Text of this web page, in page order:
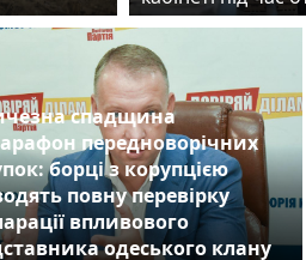
спадщина
передноворічних
борці з корупцією
повну перевірку
впливового
одеського клану